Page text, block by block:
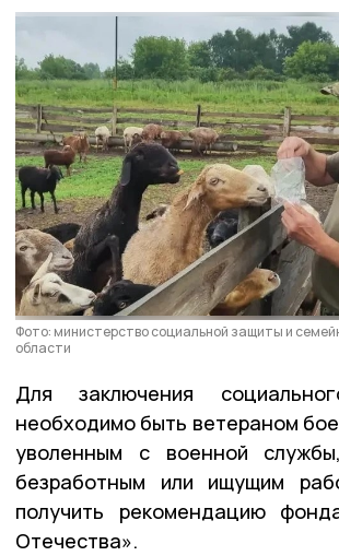
Фото: министерство социальной защиты и
области
Для заключения
необходимо быть ветераном
уволенным с военной
безработным или ищущим
получить рекомендацию
Отечества».